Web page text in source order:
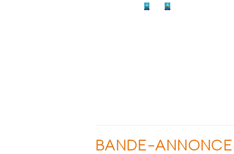
BANDE-ANNONCE